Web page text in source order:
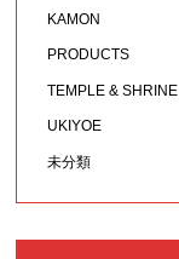
KAMON
PRODUCTS
TEMPLE & SHRINE
UKIYOE
未分類